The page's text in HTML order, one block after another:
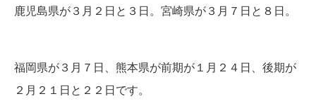
鹿児島県が３月２日と３日。宮崎県が３月７日と８日。
福岡県が３月７日、熊本県が前期が１月２４日、後期が
２月２１日と２２日です。